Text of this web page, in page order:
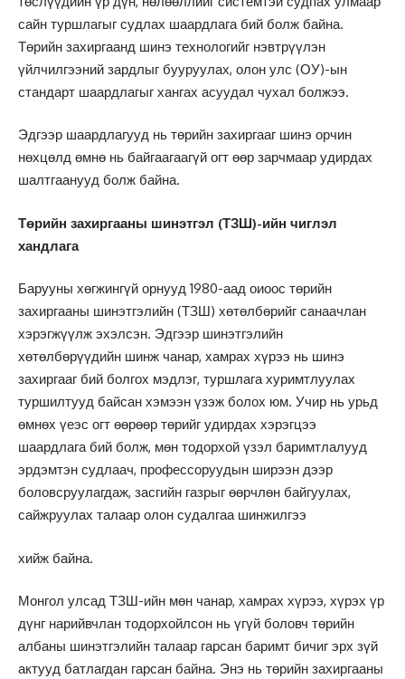
сайн туршлагыг судлах шаардлага бий болж байна.
Төрийн захиргаанд шинэ технологийг нэвтрүүлэн
үйлчилгээний зардлыг бууруулах, олон улс (ОУ)-ын
стандарт шаардлагыг хангах асуудал чухал болжээ.
Эдгээр шаардлагууд нь төрийн захиргааг шинэ орчин
нөхцөлд өмнө нь байгаагаагүй огт өөр зарчмаар удирдах
шалтгаанууд болж байна.
Төрийн захиргааны шинэтгэл (ТЗШ)-ийн чиглэл
хандлага
Барууны хөгжингүй орнууд 1980-аад оиоос төрийн
захиргааны шинэтгэлийн (ТЗШ) хөтөлбөрийг санаачлан
хэрэгжүүлж эхэлсэн. Эдгээр шинэтгэлийн
хөтөлбөрүүдийн шинж чанар, хамрах хүрээ нь шинэ
захиргааг бий болгох мэдлэг, туршлага хуримтлуулах
туршилтууд байсан хэмээн үзэж болох юм. Учир нь урьд
өмнөх үеэс огт өөрөөр төрийг удирдах хэрэгцээ
шаардлага бий болж, мөн тодорхой үзэл баримтлалууд
эрдэмтэн судлаач, профессоруудын ширээн дээр
боловсруулагдаж, засгийн газрыг өөрчлөн байгуулах,
сайжруулах талаар олон судалгаа шинжилгээ
хийж байна.
Монгол улсад ТЗШ-ийн мөн чанар, хамрах хүрээ, хүрэх үр
дүнг нарийвчлан тодорхойлсон нь үгүй боловч төрийн
албаны шинэтгэлийн талаар гарсан баримт бичиг эрх зүй
актууд батлагдан гарсан байна. Энэ нь төрийн захиргааны